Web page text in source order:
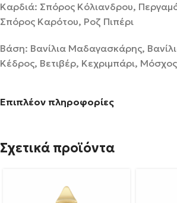
Καρδιά: Σπόρος Κόλιανδρου,
Σπόρος Καρότου, Ροζ Πιπέρι
Βάση: Βανίλια Μαδαγασκάρης,
Κέδρος, Βετιβέρ, Κεχριμπάρι, Μόσχος
Επιπλέον πληροφορίες
Σχετικά προϊόντα